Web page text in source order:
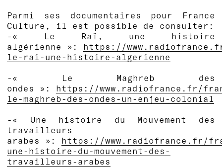
Parmi ses documentaires pour France
Culture, il est possible de consulter:
-« Le Raï, une histoire
algérienne »: https://
le-rai-une-histoire-algerienne
-« Le Maghreb des
ondes »: https://www.radiofrance.fr/
le-maghreb-des-ondes-un-enjeu-colonial
-« Une histoire du Mouvement des
travailleurs
arabes »: https://www.radiofrance.fr/
une-histoire-du-mouvement-des-
travailleurs-arabes